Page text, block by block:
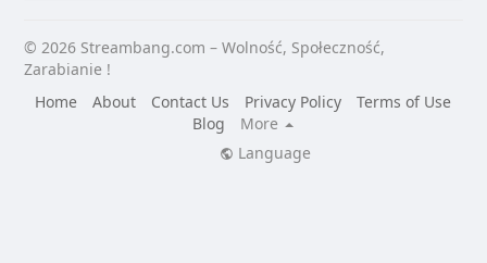
© 2026 Streambang.com – Wolność, Społeczność,
Zarabianie !
Home
About Contact Us Privacy Policy
Terms of Use
Blog
More
Language